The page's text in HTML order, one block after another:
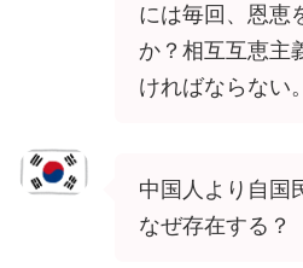
には毎回、恩恵
か？相互互恵主
ければならない
中国人より自国
なぜ存在する？